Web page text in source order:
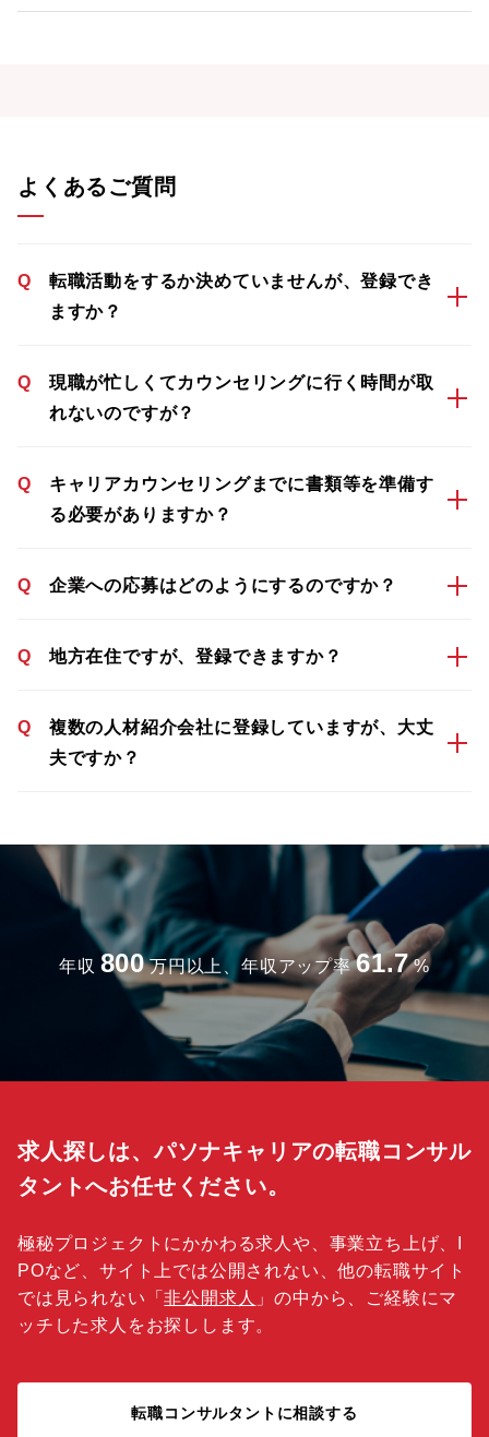
よくあるご質問
Q
転職活動をするか決めていませんが、登録でき
ますか？
Q
現職が忙しくてカウンセリングに行く時間が取
れないのですが？
Q
キャリアカウンセリングまでに書類等を準備す
る必要がありますか？
Q 企業への応募はどのようにするのですか？
Q 地方在住ですが、登録できますか？
Q
複数の人材紹介会社に登録していますが、大丈
夫ですか？
年収 800 万円以上、年収アップ率 61.7 %
求人探しは、パソナキャリアの転職コンサル
タントへお任せください。
極秘プロジェクトにかかわる求人や、事業立ち上げ、I
POなど、サイト上では公開されない、他の転職サイト
では見られない「非公開求人 」の中から、ご経験にマ
ッチした求人をお探しします。
転職コンサルタントに相談する